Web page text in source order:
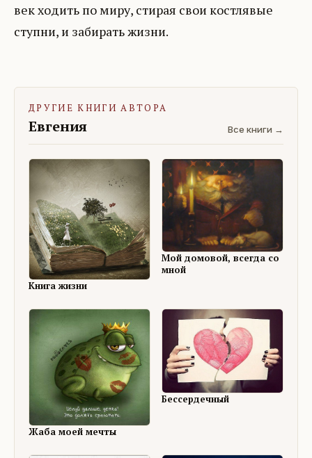
век ходить по миру, стирая свои костлявые
ступни, и забирать жизни.
ДРУГИЕ КНИГИ АВТОРА
Евгения Все книги →
Книга жизни
Мой домовой, всегда со
мной
Жаба моей мечты
Бессердечный